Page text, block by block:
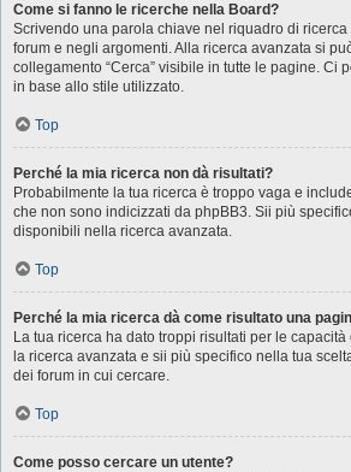
Come si fanno le ricerche nella Board?
Scrivendo una parola chiave nel riquadro di ricerca
forum e negli argomenti. Alla ricerca avanzata si
collegamento “Cerca” visibile in tutte le pagine. Ci
in base allo stile utilizzato.
Top
Perché la mia ricerca non dà risultati?
Probabilmente la tua ricerca è troppo vaga e
che non sono indicizzati da phpBB3. Sii più
disponibili nella ricerca avanzata.
Top
Perché la mia ricerca dà come risultato una
La tua ricerca ha dato troppi risultati per le
la ricerca avanzata e sii più specifico nella tua
dei forum in cui cercare.
Top
Come posso cercare un utente?